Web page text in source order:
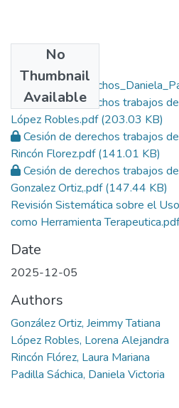
No
Thumbnail
Available
Cesión de
Cesión de derechos trabajos
López Robles.pdf(203.03 KB)
Cesión de derechos trabajos
Rincón Florez.pdf(141.01 KB)
Cesión de derechos trabajos
Gonzalez Ortiz,.pdf(147.44 KB)
Revisión Sistemática sobre el
como Herramienta Terapeutica.pdf
Date
2025-12-05
Authors
González Ortiz, Jeimmy Tatiana
López Robles, Lorena Alejandra
Rincón Flórez, Laura Mariana
Padilla Sáchica, Daniela Victoria